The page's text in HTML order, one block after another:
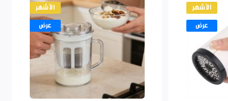
الأشهر
عرض
الأشهر
عرض